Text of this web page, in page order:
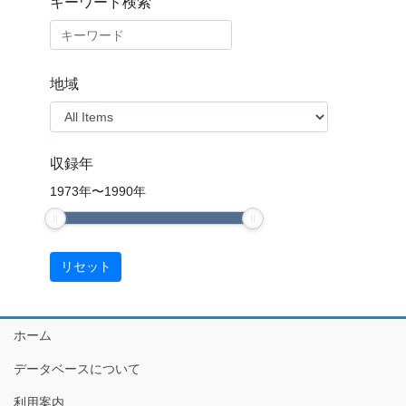
地域
収録年
1973年〜1990年
ホーム
データベースについて
利用案内